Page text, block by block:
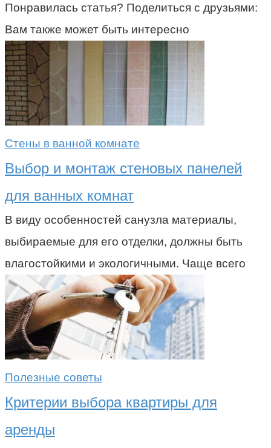
Понравилась статья? Поделиться с друзьями:
Вам также может быть интересно
Стены в ванной комнате
Выбор и монтаж стеновых панелей
для ванных комнат
В виду особенностей санузла материалы,
выбираемые для его отделки, должны быть
влагостойкими и экологичными. Чаще всего
Полезные советы
Критерии выбора квартиры для
аренды